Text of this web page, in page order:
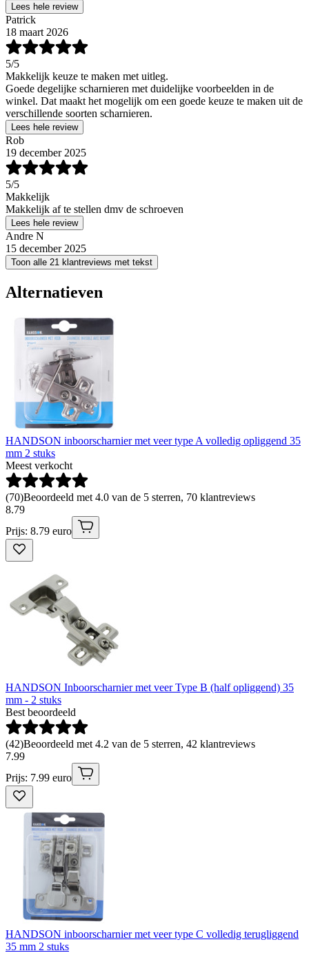
Lees hele review
Patrick
18 maart 2026
5/5
Makkelijk keuze te maken met uitleg.
Goede degelijke scharnieren met duidelijke voorbeelden in de
winkel. Dat maakt het mogelijk om een goede keuze te maken uit de
verschillende soorten scharnieren.
Lees hele review
Rob
19 december 2025
5/5
Makkelijk
Makkelijk af te stellen dmv de schroeven
Lees hele review
Andre N
15 december 2025
Toon alle 21 klantreviews met tekst
Alternatieven
HANDSON inboorscharnier met veer type A volledig opliggend 35
mm 2 stuks
Meest verkocht
(70)Beoordeeld met 4.0 van de 5 sterren, 70 klantreviews
8.79
Prijs: 8.79 euro
HANDSON Inboorscharnier met veer Type B (half opliggend) 35
mm - 2 stuks
Best beoordeeld
(42)Beoordeeld met 4.2 van de 5 sterren, 42 klantreviews
7.99
Prijs: 7.99 euro
HANDSON inboorscharnier met veer type C volledig terugliggend
35 mm 2 stuks